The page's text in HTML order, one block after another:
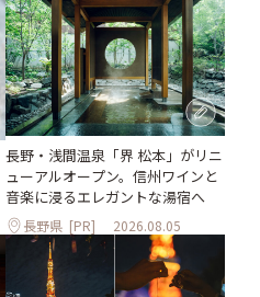
長野・浅間温泉「界 松本」がリニ
ューアルオープン。信州ワインと
音楽に浸るエレガントな湯宿へ
長野県 [PR] 2026.08.05